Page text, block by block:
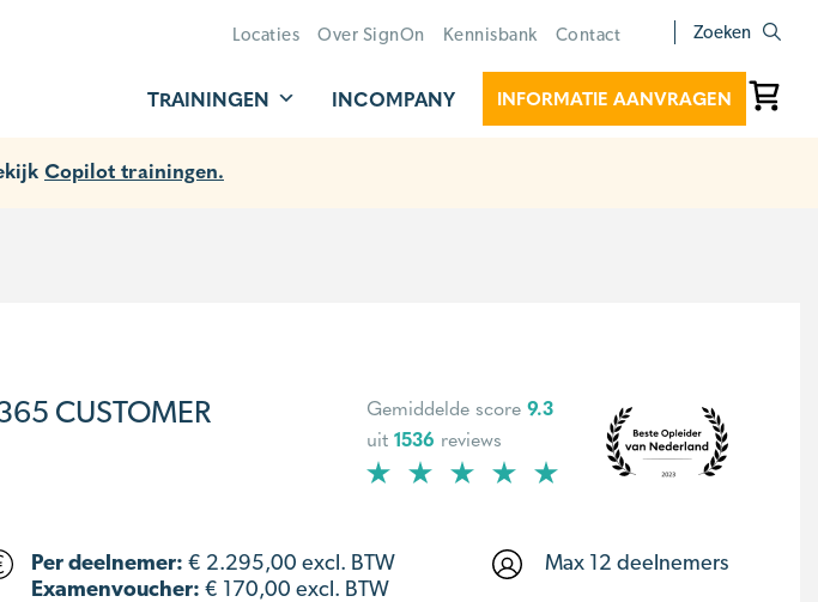
Locaties Over SignOn Kennisbank Contact Zoeken
TRAININGEN INCOMPANY INFORMATIE AANVRAGEN
Copilot trainingen.
CUSTOMER
Gemiddelde score 9.3
uit 1536 reviews
Per deelnemer: € 2.295,00 excl. BTW
Examenvoucher: € 170,00 excl. BTW
Max 12 deelnemers